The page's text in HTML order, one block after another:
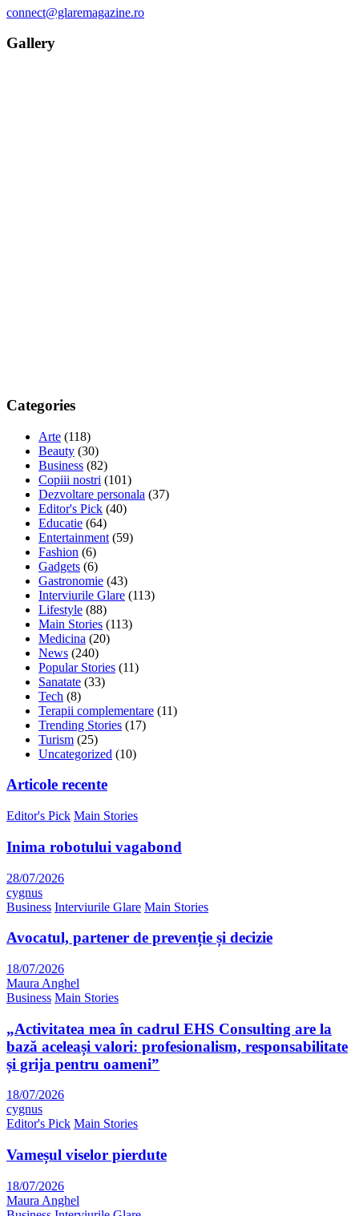
connect@glaremagazine.ro
Gallery
Categories
Arte (118)
Beauty (30)
Business (82)
Copiii nostri (101)
Dezvoltare personala (37)
Editor's Pick (40)
Educatie (64)
Entertainment (59)
Fashion (6)
Gadgets (6)
Gastronomie (43)
Interviurile Glare (113)
Lifestyle (88)
Main Stories (113)
Medicina (20)
News (240)
Popular Stories (11)
Sanatate (33)
Tech (8)
Terapii complementare (11)
Trending Stories (17)
Turism (25)
Uncategorized (10)
Articole recente
Editor's Pick Main Stories
Inima robotului vagabond
28/07/2026
cygnus
Business Interviurile Glare Main Stories
Avocatul, partener de prevenție și decizie
18/07/2026
Maura Anghel
Business Main Stories
„Activitatea mea în cadrul EHS Consulting are la
bază aceleași valori: profesionalism, responsabilitate
și grija pentru oameni”
18/07/2026
cygnus
Editor's Pick Main Stories
Vameșul viselor pierdute
18/07/2026
Maura Anghel